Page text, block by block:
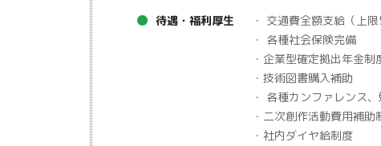
待遇・福利厚生
・ 交通費全額支給（上
・ 各種社会保険完備
・企業型確定拠出年金制
・技術図書購入補助
・ 各種カンファレンス
・二次創作活動費用補助
・社内ダイヤ給制度